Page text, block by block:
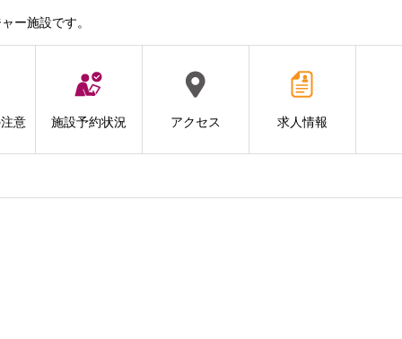
ー施設です。
意 施設予約状況 アクセス 求人情報